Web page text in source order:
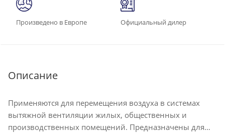
Произведено в Европе Официальный дилер
Описание
Применяются для перемещения воздуха в системах
вытяжной вентиляции жилых, общественных и
производственных помещений. Предназначены для